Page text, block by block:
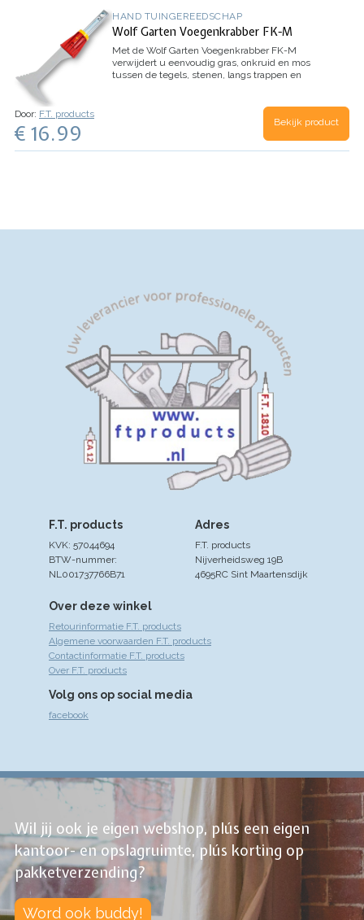
HAND TUINGEREEDSCHAP
Wolf Garten Voegenkrabber FK-M
Met de Wolf Garten Voegenkrabber FK-M
verwijdert u eenvoudig gras, onkruid en mos
tussen de tegels, stenen, langs trappen en
stelen. Met 1 eenvoudige klik op de steel te
Inhoud: 1 stuk
Door: F.T. products
€ 16.99 Bekijk product
Over deze winkel
Retourinformatie F.T. products
Algemene voorwaarden F.T. products
Contactinformatie F.T. products
Over F.T. products
Volg ons op social media
facebook
Adres
F.T. products
Nijverheidsweg 19B
4695RC Sint Maartensdijk
F.T. products
KVK: 57044694
BTW-nummer:
NL001737766B71
Wil jij ook je eigen webshop, plús een eigen
kantoor- en opslagruimte, plús korting op
pakketverzending?
Word ook buddy!